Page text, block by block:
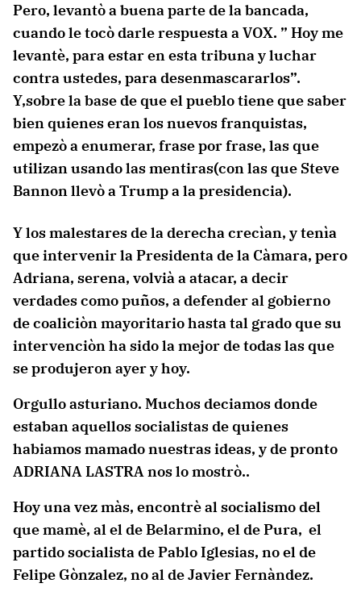
Pero, levantò a buena parte de la bancada,
cuando le tocò darle respuesta a VOX. ” Hoy me
levantè, para estar en esta tribuna y luchar
contra ustedes, para desenmascararlos”.
Y,sobre la base de que el pueblo tiene que saber
bien quienes eran los nuevos franquistas,
empezò a enumerar, frase por frase, las que
utilizan usando las mentiras(con las que Steve
Bannon llevò a Trump a la presidencia).
Y los malestares de la derecha crecìan, y tenìa
que intervenir la Presidenta de la Càmara, pero
Adriana, serena, volvià a atacar, a decir
verdades como puños, a defender al gobierno
de coaliciòn mayoritario hasta tal grado que su
intervenciòn ha sido la mejor de todas las que
se produjeron ayer y hoy.
Orgullo asturiano. Muchos deciamos donde
estaban aquellos socialistas de quienes
habiamos mamado nuestras ideas, y de pronto
ADRIANA LASTRA nos lo mostrò..
Hoy una vez màs, encontrè al socialismo del
que mamè, al el de Belarmino, el de Pura, el
partido socialista de Pablo Iglesias, no el de
Felipe Gònzalez, no al de Javier Fernàndez.